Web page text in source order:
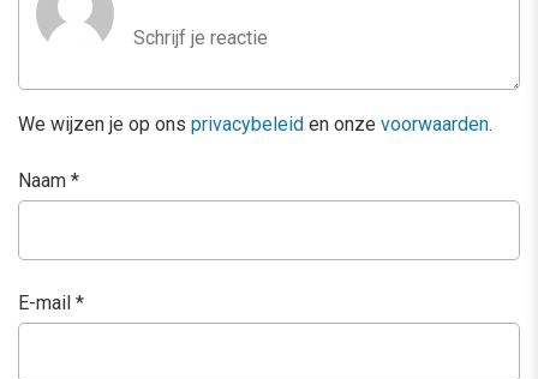
We wijzen je op ons privacybeleid en onze voorwaarden.
Naam *
E-mail *